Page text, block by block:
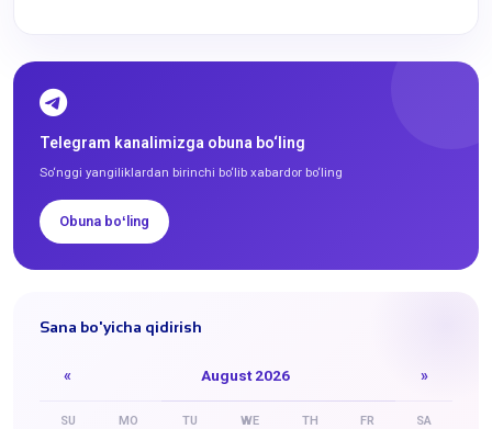
Telegram kanalimizga obuna bo‘ling
So‘nggi yangiliklardan birinchi bo‘lib xabardor bo‘ling
Obuna boʻling
Sana bo'yicha qidirish
« August 2026 »
SU MO TU WE TH FR SA